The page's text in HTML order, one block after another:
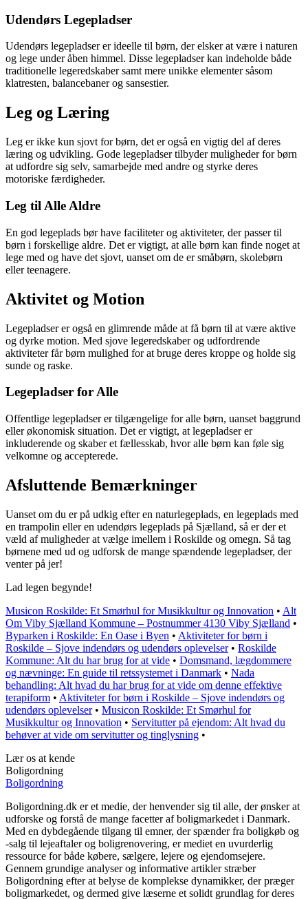
Udendørs Legepladser
Udendørs legepladser er ideelle til børn, der elsker at være i naturen
og lege under åben himmel. Disse legepladser kan indeholde både
traditionelle legeredskaber samt mere unikke elementer såsom
klatresten, balancebaner og sansestier.
Leg og Læring
Leg er ikke kun sjovt for børn, det er også en vigtig del af deres
læring og udvikling. Gode legepladser tilbyder muligheder for børn
at udfordre sig selv, samarbejde med andre og styrke deres
motoriske færdigheder.
Leg til Alle Aldre
En god legeplads bør have faciliteter og aktiviteter, der passer til
børn i forskellige aldre. Det er vigtigt, at alle børn kan finde noget at
lege med og have det sjovt, uanset om de er småbørn, skolebørn
eller teenagere.
Aktivitet og Motion
Legepladser er også en glimrende måde at få børn til at være aktive
og dyrke motion. Med sjove legeredskaber og udfordrende
aktiviteter får børn mulighed for at bruge deres kroppe og holde sig
sunde og raske.
Legepladser for Alle
Offentlige legepladser er tilgængelige for alle børn, uanset baggrund
eller økonomisk situation. Det er vigtigt, at legepladser er
inkluderende og skaber et fællesskab, hvor alle børn kan føle sig
velkomne og accepterede.
Afsluttende Bemærkninger
Uanset om du er på udkig efter en naturlegeplads, en legeplads med
en trampolin eller en udendørs legeplads på Sjælland, så er der et
væld af muligheder at vælge imellem i Roskilde og omegn. Så tag
børnene med ud og udforsk de mange spændende legepladser, der
venter på jer!
Lad legen begynde!
Musicon Roskilde: Et Smørhul for Musikkultur og Innovation • Alt
Om Viby Sjælland Kommune – Postnummer 4130 Viby Sjælland •
Byparken i Roskilde: En Oase i Byen • Aktiviteter for børn i
Roskilde – Sjove indendørs og udendørs oplevelser• Roskilde
Kommune: Alt du har brug for at vide • Domsmand, lægdommere
og nævninge: En guide til retssystemet i Danmark • Nada
behandling: Alt hvad du har brug for at vide om denne effektive
terapiform • Aktiviteter for børn i Roskilde – Sjove indendørs og
udendørs oplevelser• Musicon Roskilde: Et Smørhul for
Musikkultur og Innovation • Servitutter på ejendom: Alt hvad du
behøver at vide om servitutter og tinglysning •
Lær os at kende
Boligordning
Boligordning
Boligordning.dk er et medie, der henvender sig til alle, der ønsker at
udforske og forstå de mange facetter af boligmarkedet i Danmark.
Med en dybdegående tilgang til emner, der spænder fra boligkøb og
-salg til lejeaftaler og boligrenovering, er mediet en uvurderlig
ressource for både købere, sælgere, lejere og ejendomsejere.
Gennem grundige analyser og informative artikler stræber
Boligordning efter at belyse de komplekse dynamikker, der præger
boligmarkedet, og dermed give læserne et solidt grundlag for deres